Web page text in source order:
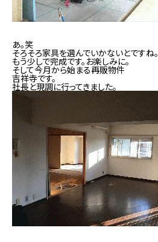
あ。笑
そろそろ家具を選んでいかないとですね。
もう少しで完成です。お楽しみに。
そして今月から始まる再販物件
吉祥寺です。
社長と現調に行ってきました。